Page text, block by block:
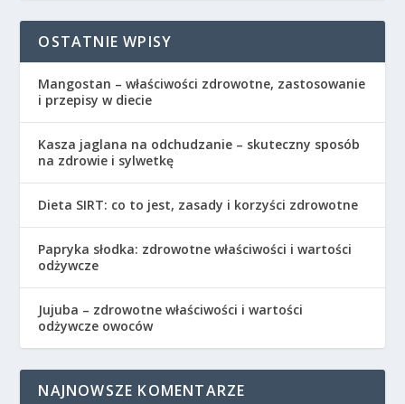
OSTATNIE WPISY
Mangostan – właściwości zdrowotne, zastosowanie
i przepisy w diecie
Kasza jaglana na odchudzanie – skuteczny sposób
na zdrowie i sylwetkę
Dieta SIRT: co to jest, zasady i korzyści zdrowotne
Papryka słodka: zdrowotne właściwości i wartości
odżywcze
Jujuba – zdrowotne właściwości i wartości
odżywcze owoców
NAJNOWSZE KOMENTARZE